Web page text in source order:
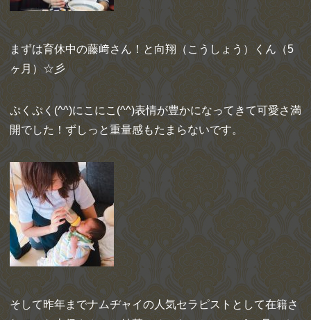
まずは育休中の藤﨑さん！と向翔（こうしょう）くん（5
ヶ月）☆彡
ぷくぷく(^^)にこにこ(^^)表情が豊かになってきて可愛さ満
開でした！ずしっと重量感もたまらないです。
そして昨年までナムヂャイの人気セラピストとして在籍さ